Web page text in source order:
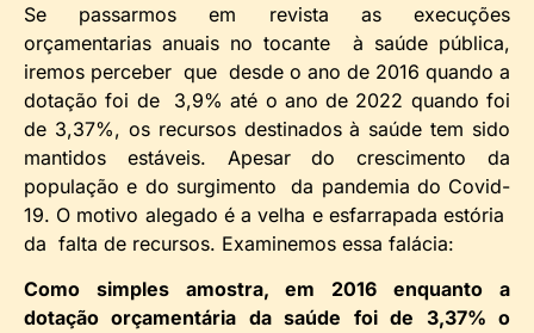
Se passarmos em revista as execuções
orçamentarias anuais no tocante à saúde pública,
iremos perceber que desde o ano de 2016 quando a
dotação foi de 3,9% até o ano de 2022 quando foi
de 3,37%, os recursos destinados à saúde tem sido
mantidos estáveis. Apesar do crescimento da
população e do surgimento da pandemia do Covid-
19. O motivo alegado é a velha e esfarrapada estória
da falta de recursos. Examinemos essa falácia:
Como simples amostra, em 2016 enquanto a
dotação orçamentária da saúde foi de 3,37% o